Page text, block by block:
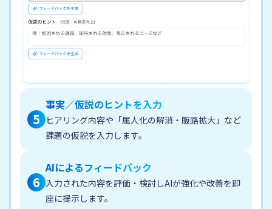
5
事実／仮説のヒントを入力
ヒアリング内容や「属人化の解消・販路拡大」など
課題の仮説を入力します。
6
AIによるフィードバック
入力された内容を評価・検討しAIが強化や改善を即
座に提示します。